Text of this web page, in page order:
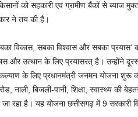
को सहकारी एवं ग्रामीण बैंकों से
ने तय की है।
विकास, सबका विश्वास और सबका
और उत्थान के लिए प्रयासरत् है। उन्होंने
के लिए प्रधानमंत्री जनमन योजना शुरू
नाली, बिजली-पानी, शिक्षा, स्वास्थ्य की
रहा है। यह योजना छत्तीसगढ़ में 9 सरकारी